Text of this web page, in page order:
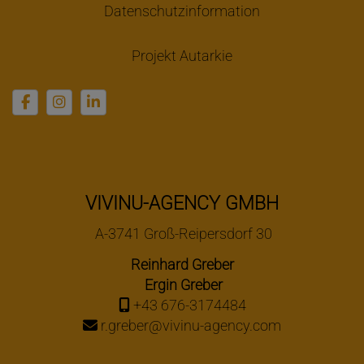
Datenschutzinformation
Projekt Autarkie
VIVINU-AGENCY GMBH
A-3741 Groß-Reipersdorf 30
Reinhard Greber
Ergin Greber
+43 676-3174484
r.greber@vivinu-agency.com